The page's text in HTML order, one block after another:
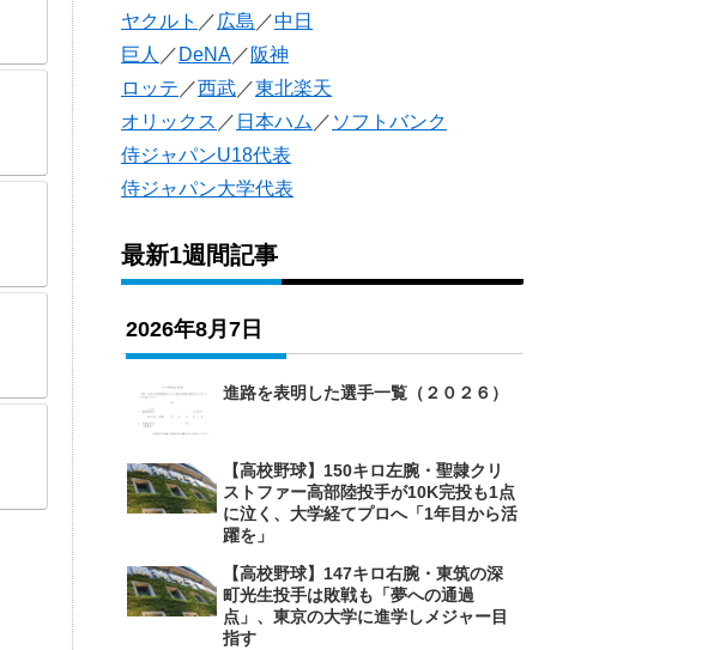
ヤクルト ／ 広島 ／中日
巨人 ／ DeNA ／ 阪神
ロッテ ／西武 ／東北楽天
オリックス ／ 日本ハム ／ ソフトバンク
侍ジャパンU18代表
侍ジャパン大学代表
最新1週間記事
2026年8月7日
進路を表明した選手一覧（２０２６）
【高校野球】150キロ左腕・聖隷クリ
ストファー高部陸投手が10K完投も1点
に泣く、大学経てプロへ「1年目から活
躍を」
【高校野球】147キロ右腕・東筑の深
町光生投手は敗戦も「夢への通過
点」、東京の大学に進学しメジャー目
指す